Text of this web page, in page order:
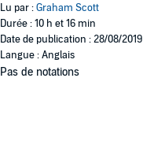
Lu par :Graham Scott
Durée : 10 h et 16 min
Date de publication : 28/08/2019
Langue : Anglais
Pas de notations